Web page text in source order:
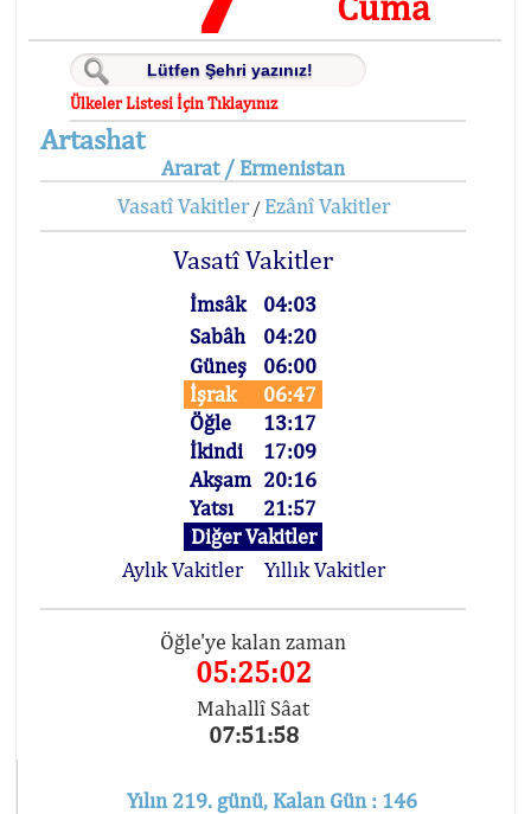
Ülkeler Listesi İçin Tıklayınız
Artashat
Ararat / Ermenistan
Vasatî Vakitler/ Ezânî Vakitler
Vasatî Vakitler
İmsâk
04:03
Sabâh
04:20
Güneş
06:00
İşrak
06:47
Öğle
13:17
İkindi
17:09
Akşam 20:16
Yatsı
21:57
Diğer Vakitler
Aylık Vakitler
Yıllık Vakitler
Öğle'ye kalan zaman
05:25:02
Mahallî Sâat
07:51:58
Yılın 219. günü, Kalan Gün : 146